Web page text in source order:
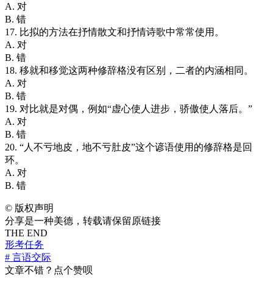
A. 对
B. 错
17. 比拟的方法在抒情散文和抒情诗歌中常常使用。
A. 对
B. 错
18. 移就和移觉这两种修辞格没有区别，二者的内涵相同。
A. 对
B. 错
19. 对比就是对偶，例如“虚心使人进步，骄傲使人落后。”
A. 对
B. 错
20. “人不亏地皮，地不亏肚皮”这个谚语使用的修辞格是回
环。
A. 对
B. 错
© 版权声明
分享是一种美德，转载请保留原链接
THE END
形考任务
# 言语交际
文章不错？点个赞呗